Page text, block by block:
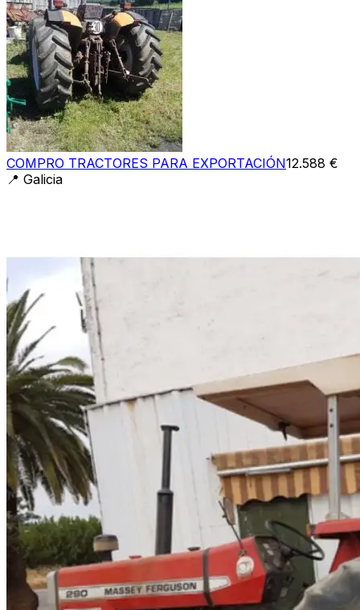
COMPRO TRACTORES PARA EXPORTACIÓN12.588 €
📍 Galicia